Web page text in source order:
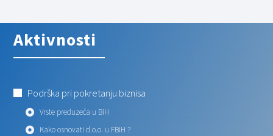
Aktivnosti
Podrška pri pokretanju biznisa
Vrste preduzeća u BiH
Kako osnovati d.o.o. u FBiH ?